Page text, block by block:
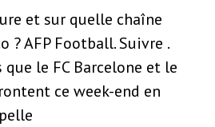
et sur quelle chaîne
? AFP Football. Suivre .
que le FC Barcelone et le
ce week-end en